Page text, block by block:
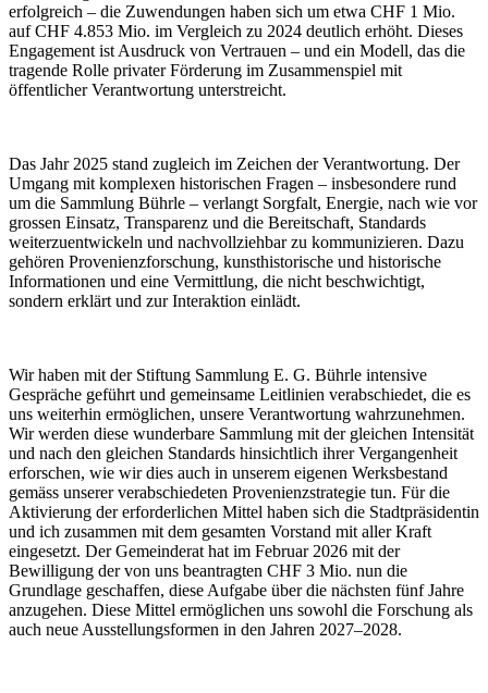
erfolgreich – die Zuwendungen haben sich um etwa CHF 1 Mio.
auf CHF 4.853 Mio. im Vergleich zu 2024 deutlich erhöht. Dieses
Engagement ist Ausdruck von Vertrauen – und ein Modell, das die
tragende Rolle privater Förderung im Zusammenspiel mit
öffentlicher Verantwortung unterstreicht.
Das Jahr 2025 stand zugleich im Zeichen der Verantwortung. Der
Umgang mit komplexen historischen Fragen – insbesondere rund
um die Sammlung Bührle – verlangt Sorgfalt, Energie, nach wie vor
grossen Einsatz, Transparenz und die Bereitschaft, Standards
weiterzuentwickeln und nachvollziehbar zu kommunizieren. Dazu
gehören Provenienzforschung, kunsthistorische und historische
Informationen und eine Vermittlung, die nicht beschwichtigt,
sondern erklärt und zur Interaktion einlädt.
Wir haben mit der Stiftung Sammlung E. G. Bührle intensive
Gespräche geführt und gemeinsame Leitlinien verabschiedet, die es
uns weiterhin ermöglichen, unsere Verantwortung wahrzunehmen.
Wir werden diese wunderbare Sammlung mit der gleichen Intensität
und nach den gleichen Standards hinsichtlich ihrer Vergangenheit
erforschen, wie wir dies auch in unserem eigenen Werksbestand
gemäss unserer verabschiedeten Provenienzstrategie tun. Für die
Aktivierung der erforderlichen Mittel haben sich die Stadtpräsidentin
und ich zusammen mit dem gesamten Vorstand mit aller Kraft
eingesetzt. Der Gemeinderat hat im Februar 2026 mit der
Bewilligung der von uns beantragten CHF 3 Mio. nun die
Grundlage geschaffen, diese Aufgabe über die nächsten fünf Jahre
anzugehen. Diese Mittel ermöglichen uns sowohl die Forschung als
auch neue Ausstellungsformen in den Jahren 2027–2028.